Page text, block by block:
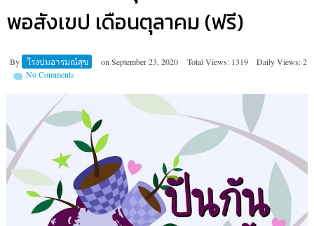
พอสังเขป เดือนตุลาคม (ฟรี)
By โรงบ่มอารมณ์สุข on September 23, 2020 Total Views: 1319
Daily Views: 2
No Comments